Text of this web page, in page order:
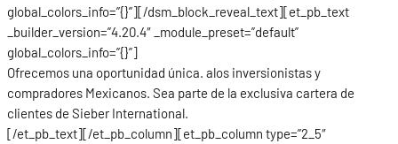
global_colors_info=”{}”][/dsm_block_reveal_text][et_pb_text
_builder_version=”4.20.4″ _module_preset=”default”
global_colors_info=”{}”]
Ofrecemos una oportunidad única. alos inversionistas y
compradores Mexicanos. Sea parte de la exclusiva cartera de
clientes de Sieber International.
[/et_pb_text][/et_pb_column][et_pb_column type=”2_5″